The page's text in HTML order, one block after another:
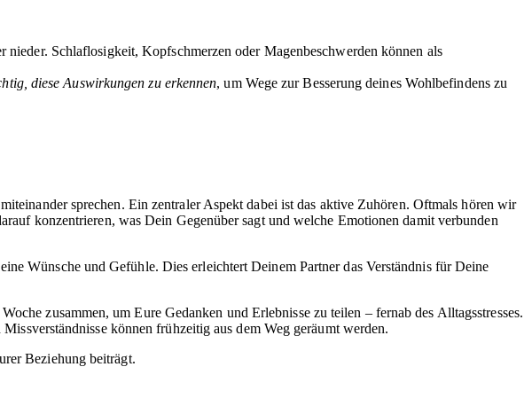
Schlaflosigkeit, Kopfschmerzen oder Magenbeschwerden können als
diese Auswirkungen zu erkennen, um Wege zur Besserung deines Wohlbefindens zu
sprechen. Ein zentraler Aspekt dabei ist das aktive Zuhören. Oftmals hören wir
konzentrieren, was Dein Gegenüber sagt und welche Emotionen damit verbunden
Wünsche und Gefühle. Dies erleichtert Deinem Partner das Verständnis für Deine
zusammen, um Eure Gedanken und Erlebnisse zu teilen – fernab des Alltagsstresses.
können frühzeitig aus dem Weg geräumt werden.
Beziehung beiträgt.